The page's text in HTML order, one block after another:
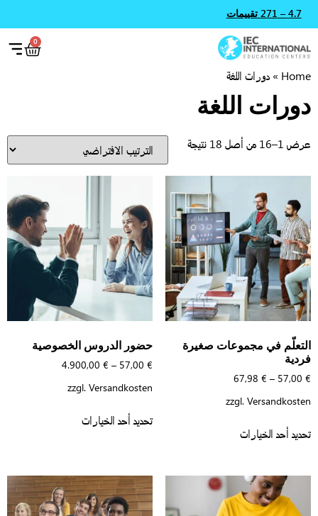
4.7 – 271 تقييمات
» دورات اللغة
اللغة
من أصل 18 نتيجة
في مجموعات صغيرة
57,00
–
67,98€
zzgl.
أحد الخيارات
حضور الدروس الخصوصية
57,00
–
4.900,00€
zzgl.Versandkosten
تحديد أحد الخيارات